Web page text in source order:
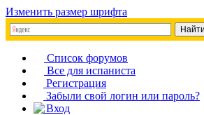
Изменить размер шрифта
Список форумов
Все для испаниста
Регистрация
Забыли свой логин или пароль?
Вход